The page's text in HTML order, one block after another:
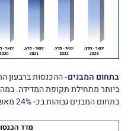
בתחום המבנים-
ביותר מתחילת תקופת המדידה.
בתחום המבנים גבוהות בכ- 24% מאשתקד.